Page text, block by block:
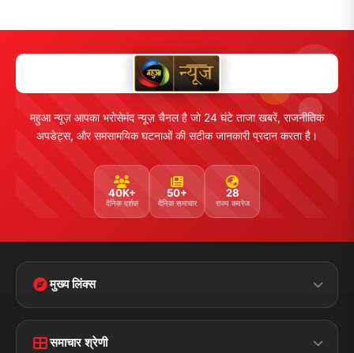
महुआ न्यूज़ आपका भरोसेमंद न्यूज़ चैनल है जो 24 घंटे ताजा खबरें, राजनीतिक
अपडेट्स, और समसामयिक घटनाओं की सटीक जानकारी प्रदान करता है।
40K+
दैनिक दर्शक
50+
दैनिक समाचार
28
राज्य कवरेज
मुख्य लिंक्स
Home Contact Us
समाचार श्रेणी